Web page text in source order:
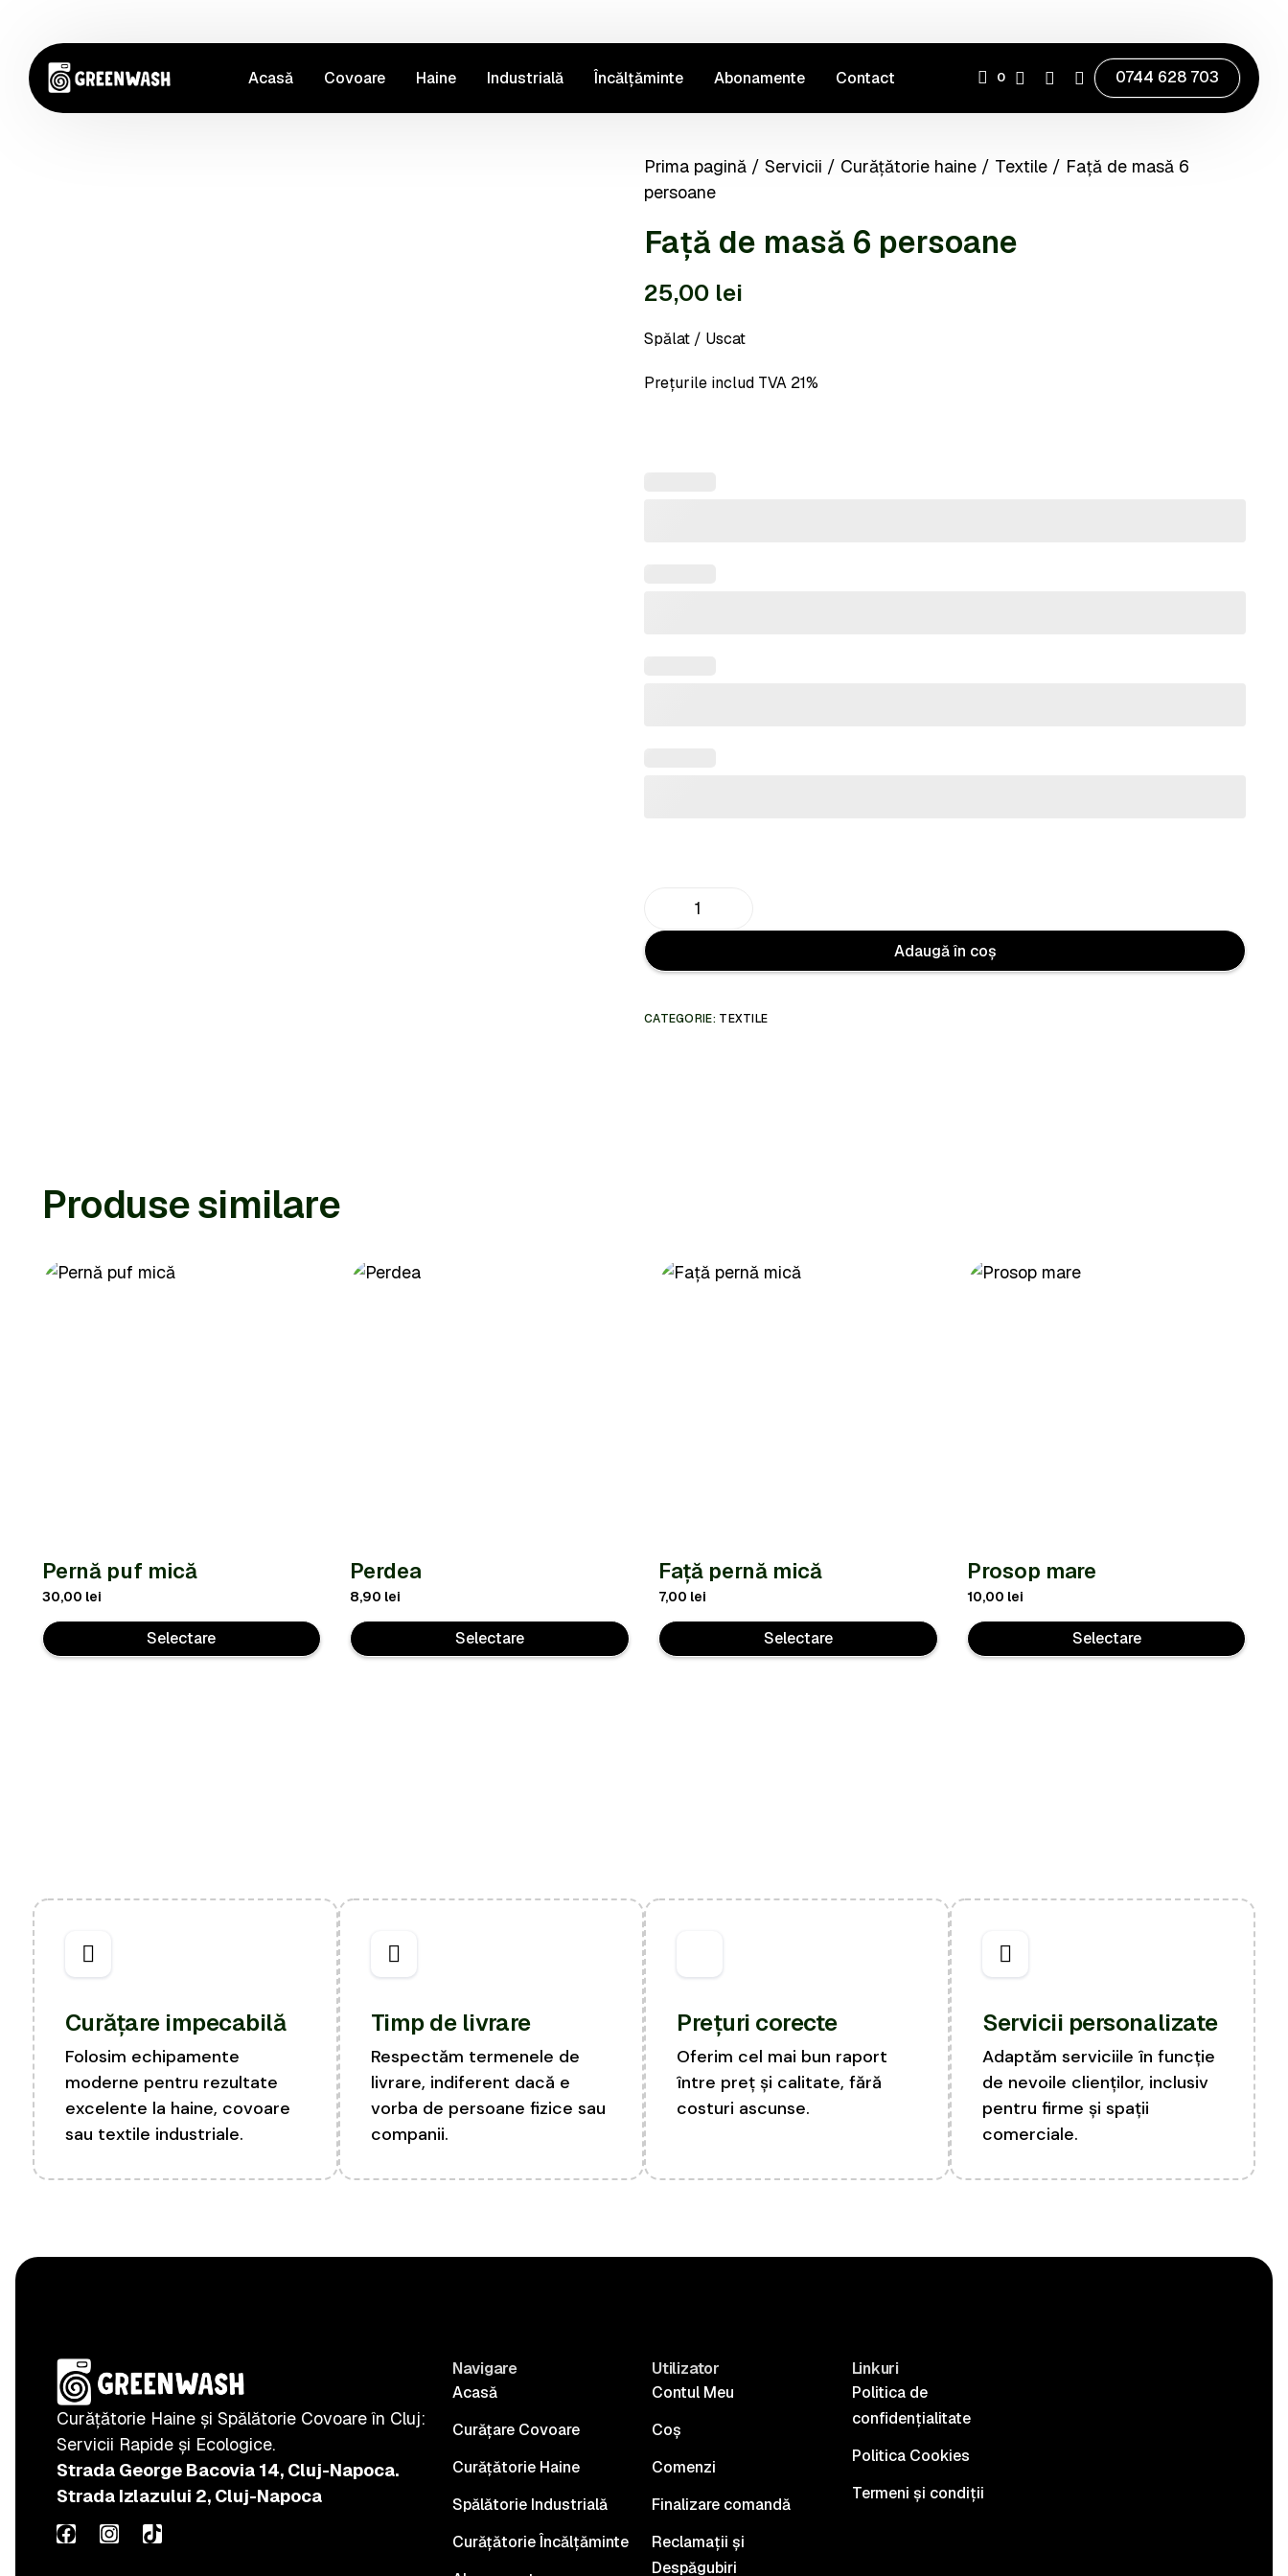
Acasă Covoare Haine Industrială Încălțăminte Abonamente Contact 0 0744 628 703
Prima pagină/ Servicii / Curățătorie haine/ Textile/ Față de masă 6
persoane
Față de masă 6 persoane
25,00 lei
Spălat / Uscat
Prețurile includ TVA 21%
Adaugă în coș
CATEGORIE: TEXTILE
Produse similare
Pernă puf mică
30,00 lei
Selectare
Perdea
8,90 lei
Selectare
Față pernă mică
7,00 lei
Selectare
Prosop mare
10,00 lei
Selectare
Curățare impecabilă
Folosim echipamente
moderne pentru rezultate
excelente la haine, covoare
sau textile industriale.
Timp de livrare
Respectăm termenele de
livrare, indiferent dacă e
vorba de persoane fizice sau
companii.
Prețuri corecte
Oferim cel mai bun raport
între preț și calitate, fără
costuri ascunse.
Servicii personalizate
Adaptăm serviciile în funcție
de nevoile clienților, inclusiv
pentru firme și spații
comerciale.
Curățătorie Haine și Spălătorie Covoare în Cluj:
Servicii Rapide și Ecologice.
Strada George Bacovia 14, Cluj-Napoca.
Strada Izlazului 2, Cluj-Napoca
Navigare
Acasă
Curățare Covoare
Curățătorie Haine
Spălătorie Industrială
Curățătorie Încălțăminte
Utilizator
Contul Meu
Coș
Comenzi
Finalizare comandă
Reclamații și
Despăgubiri
Linkuri
Politica de
confidențialitate
Politica Cookies
Termeni și condiții